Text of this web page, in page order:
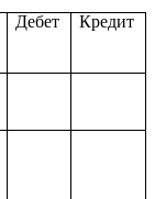
Дебет Кредит